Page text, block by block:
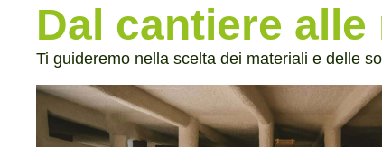
Dal cantiere
Ti guideremo nella scelta dei materiali e delle